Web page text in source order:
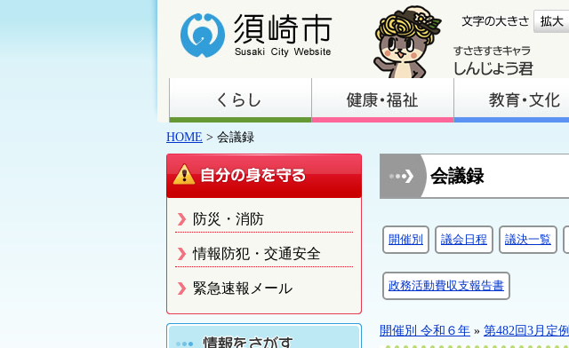
HOME > 会議録
防災・消防
情報防犯・交通安全
緊急速報メール
会議録
開催別 議会日程 議決一覧
政務活動費収支報告書
開催別 令和６年 » 第482回3月定